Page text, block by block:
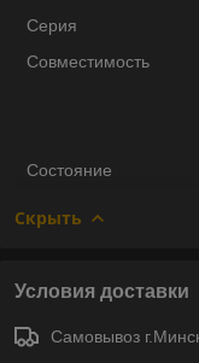
Серия
Совместимость
Состояние
Скрыть
Условия доставки
Самовывоз